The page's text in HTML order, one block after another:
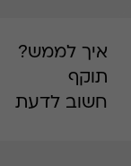
איך לממש?
תוקף
חשוב לדעת